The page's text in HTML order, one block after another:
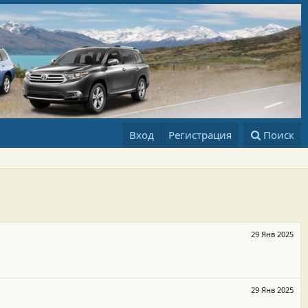
Вход Регистрация Поиск
29 Янв 2025
29 Янв 2025